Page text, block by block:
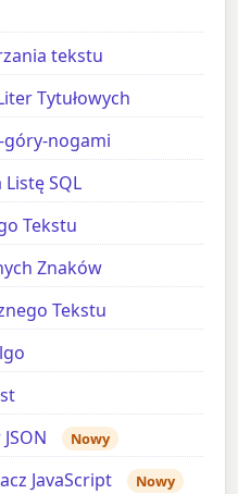
tekstu
Tytułowych
nogami
SQL
Tekstu
Znaków
Tekstu
Nowy
JavaScript Nowy